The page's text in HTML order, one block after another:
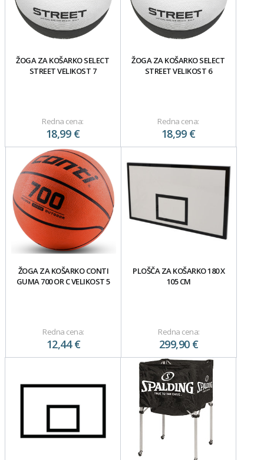
ŽOGA ZA KOŠARKO SELECT
STREET VELIKOST 7
Redna cena:
18,99 €
ŽOGA ZA KOŠARKO SELECT
STREET VELIKOST 6
Redna cena:
18,99 €
ŽOGA ZA KOŠARKO CONTI
GUMA 700 OR C VELIKOST 5
Redna cena:
12,44 €
PLOŠČA ZA KOŠARKO 180 X
105 CM
Redna cena:
299,90 €